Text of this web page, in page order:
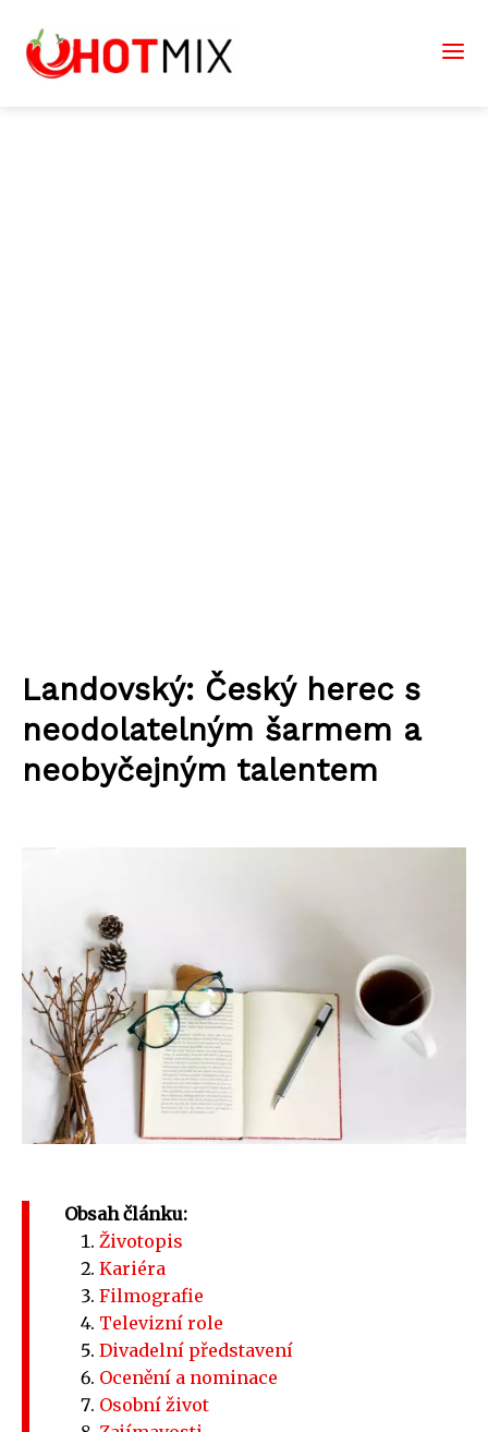
Landovský: Český herec s
neodolatelným šarmem a
neobyčejným talentem
Obsah článku:
Životopis
Kariéra
Filmografie
Televizní role
Divadelní představení
Ocenění a nominace
Osobní život